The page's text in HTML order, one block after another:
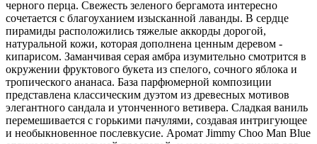
черного перца. Свежесть зеленого бергамота интересно
сочетается с благоуханием изысканной лаванды. В сердце
пирамиды расположились тяжелые аккорды дорогой,
натуральной кожи, которая дополнена ценным деревом -
кипарисом. Заманчивая серая амбра изумительно смотрится в
окружении фруктового букета из спелого, сочного яблока и
тропического ананаса. База парфюмерной композиции
представлена классическим дуэтом из древесных мотивов
элегантного сандала и утонченного ветивера. Сладкая ваниль
перемешивается с горькими пачулями, создавая интригующее
и необыкновенное послевкусие. Аромат Jimmy Choo Man Blue